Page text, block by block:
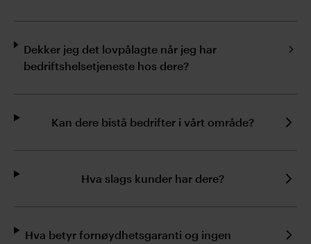
Dekker jeg det lovpålagte når jeg har
bedriftshelsetjeneste hos dere?
Kan dere bistå bedrifter i vårt område?
Hva slags kunder har dere?
Hva betyr fornøydhetsgaranti og ingen